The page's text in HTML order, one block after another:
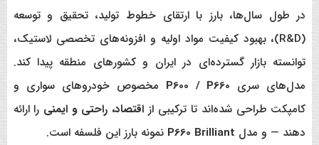
در طول سال‌ها، بارز با ارتقای خطوط تولید، تحقیق و توسعه
(R&D)، بهبود کیفیت مواد اولیه و افزونه‌های تخصصی لاستیک،
توانسته بازار گسترده‌ای در ایران و کشورهای منطقه پیدا کند.
مدل‌های سری P600 / P660 مخصوص خودروهای سواری و
کامپکت طراحی شده‌اند تا ترکیبی از اقتصاد، راحتی و ایمنی را ارائه
دهند — و مدل P660 Brilliant نمونه بارز این فلسفه است.